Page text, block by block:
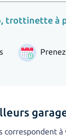
trottinette à
correspondent à